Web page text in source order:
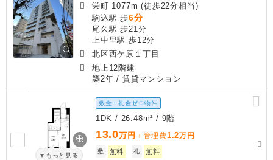
栄町 1077m (徒歩22分相当)
駒込駅 歩6分
尾久駅 歩21分
上中里駅 歩12分
北区西ケ原１丁目
地上12階建
築2年 / 賃貸マンション
もっと見る
敷金・礼金ゼロ物件
1DK / 26.48m² / 9階
13.0万円 ＋管理費1.2万円
敷 無料 礼 無料